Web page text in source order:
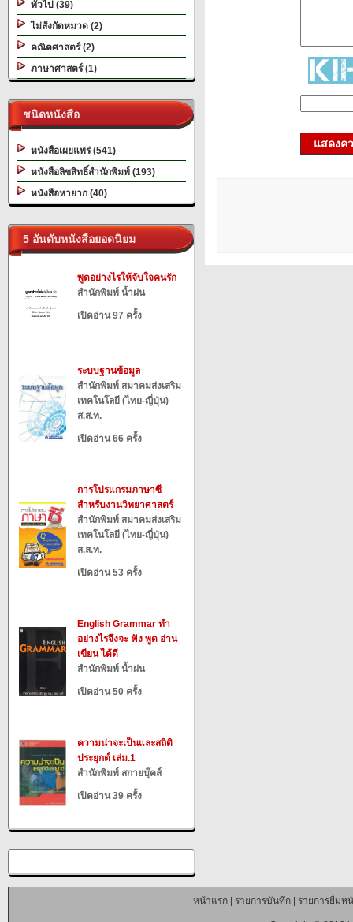
ทั่วไป (39)
ไม่สังกัดหมวด (2)
คณิตศาสตร์ (2)
ภาษาศาสตร์ (1)
ชนิดหนังสือ
หนังสือเผยแพร่ (541)
หนังสือลิขสิทธิ์สำนักพิมพ์ (193)
หนังสือหายาก (40)
5 อันดับหนังสือยอดนิยม
พูดอย่างไรให้จับใจคนรัก
สำนักพิมพ์ น้ำฝน
เปิดอ่าน 97 ครั้ง
ระบบฐานข้อมูล
สำนักพิมพ์ สมาคมส่งเสริม
เทคโนโลยี (ไทย-ญี่ปุ่น)
ส.ส.ท.
เปิดอ่าน 66 ครั้ง
การโปรแกรมภาษาซี
สำหรับงานวิทยาศาสตร์
สำนักพิมพ์ สมาคมส่งเสริม
เทคโนโลยี (ไทย-ญี่ปุ่น)
ส.ส.ท.
เปิดอ่าน 53 ครั้ง
English Grammar ทำ
อย่างไรจึงจะ ฟัง พูด อ่าน
เขียน ได้ดี
สำนักพิมพ์ น้ำฝน
เปิดอ่าน 50 ครั้ง
ความน่าจะเป็นและสถิติ
ประยุกต์ เล่ม.1
สำนักพิมพ์ สกายบุ๊คส์
เปิดอ่าน 39 ครั้ง
แสดงค
หน้าแรก| รายการบันทึก| รายการยืมห